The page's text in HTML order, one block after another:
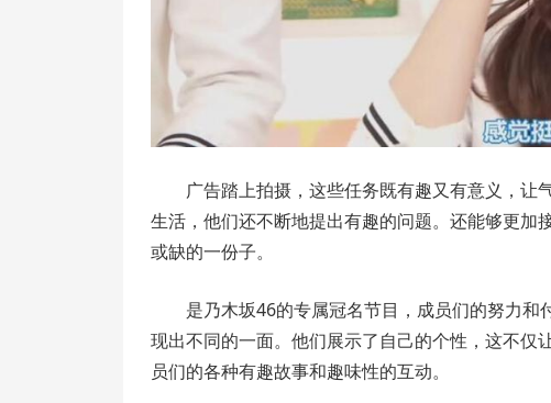
广告踏上拍摄，这些任务既有趣又有意义，让
生活，他们还不断地提出有趣的问题。还能够更
或缺的一份子。
是乃木坂46的专属冠名节目，成员们的努力
现出不同的一面。他们展示了自己的个性，这不
员们的各种有趣故事和趣味性的互动。